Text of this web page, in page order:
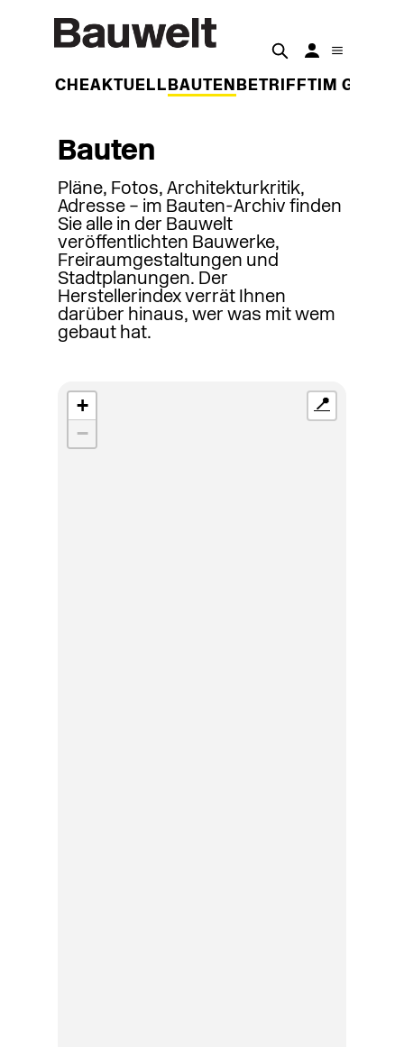
WOCHEAKTUELL BAUTEN BETRIFFT IM
Bauten
Pläne, Fotos, Architekturkritik,
Adresse – im Bauten-Archiv finden
Sie alle in der Bauwelt
veröffentlichten Bauwerke,
Freiraumgestaltungen und
Stadtplanungen. Der
Herstellerindex verrät Ihnen
darüber hinaus, wer was mit wem
gebaut hat.
+
−
📍